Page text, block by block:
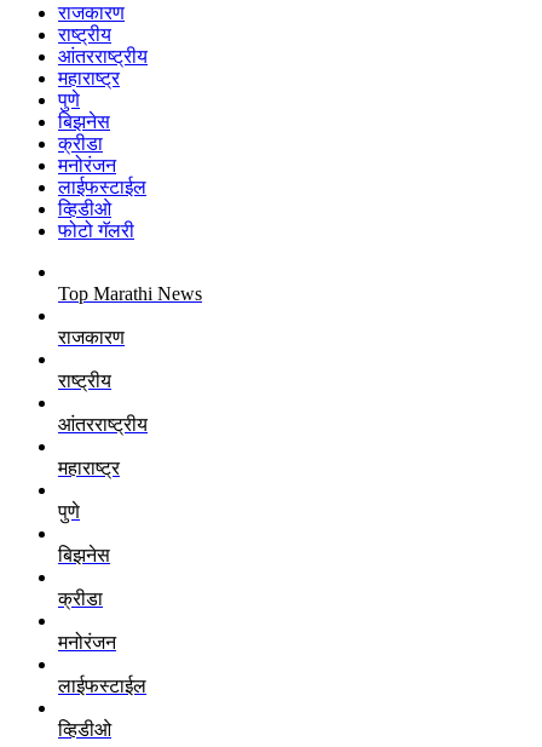
राजकारण
राष्ट्रीय
आंतरराष्ट्रीय
महाराष्ट्र
पुणे
बिझनेस
क्रीडा
मनोरंजन
लाईफस्टाईल
व्हिडीओ
फोटो गॅलरी
Top Marathi News
राजकारण
राष्ट्रीय
आंतरराष्ट्रीय
महाराष्ट्र
पुणे
बिझनेस
क्रीडा
मनोरंजन
लाईफस्टाईल
व्हिडीओ